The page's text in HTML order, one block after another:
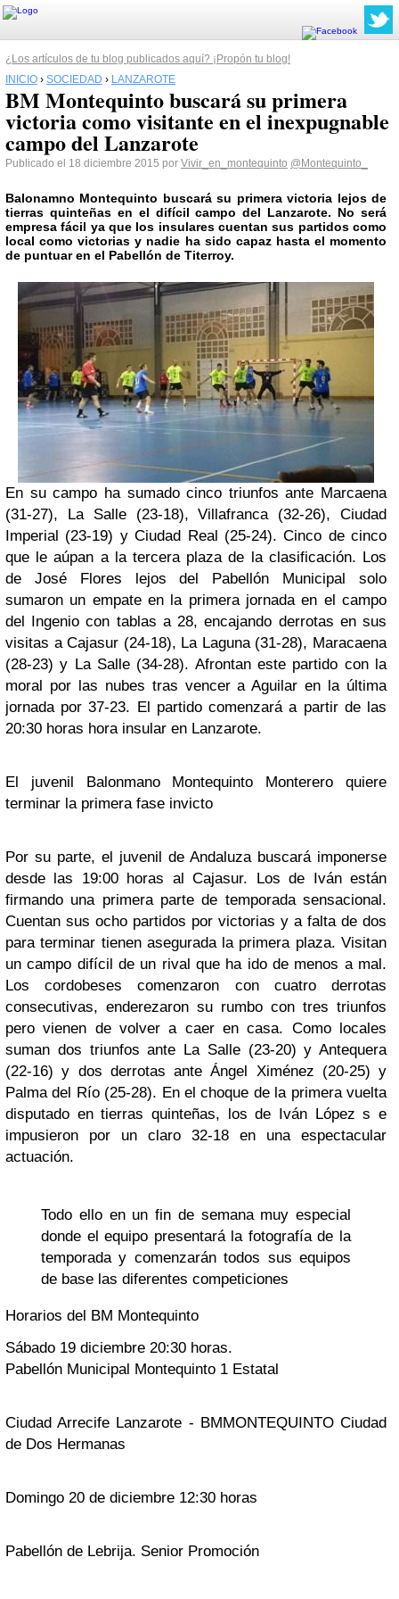
¿Los artículos de tu blog publicados aquí? ¡Propón tu blog!
INICIO › SOCIEDAD › LANZAROTE
BM Montequinto buscará su primera
victoria como visitante en el inexpugnable
campo del Lanzarote
Publicado el 18 diciembre 2015 por Vivir_en_montequinto @Montequinto_
Balonamno Montequinto buscará su primera victoria lejos de
tierras quinteñas en el difícil campo del Lanzarote. No será
empresa fácil ya que los insulares cuentan sus partidos como
local como victorias y nadie ha sido capaz hasta el momento
de puntuar en el Pabellón de Titerroy.
En su campo ha sumado cinco triunfos ante Marcaena
(31-27), La Salle (23-18), Villafranca (32-26), Ciudad
Imperial (23-19) y Ciudad Real (25-24). Cinco de cinco
que le aúpan a la tercera plaza de la clasificación. Los
de José Flores lejos del Pabellón Municipal solo
sumaron un empate en la primera jornada en el campo
del Ingenio con tablas a 28, encajando derrotas en sus
visitas a Cajasur (24-18), La Laguna (31-28), Maracaena
(28-23) y La Salle (34-28). Afrontan este partido con la
moral por las nubes tras vencer a Aguilar en la última
jornada por 37-23. El partido comenzará a partir de las
20:30 horas hora insular en Lanzarote.
El juvenil Balonmano Montequinto Monterero quiere
terminar la primera fase invicto
Por su parte, el juvenil de Andaluza buscará imponerse
desde las 19:00 horas al Cajasur. Los de Iván están
firmando una primera parte de temporada sensacional.
Cuentan sus ocho partidos por victorias y a falta de dos
para terminar tienen asegurada la primera plaza. Visitan
un campo difícil de un rival que ha ido de menos a mal.
Los cordobeses comenzaron con cuatro derrotas
consecutivas, enderezaron su rumbo con tres triunfos
pero vienen de volver a caer en casa. Como locales
suman dos triunfos ante La Salle (23-20) y Antequera
(22-16) y dos derrotas ante Ángel Ximénez (20-25) y
Palma del Río (25-28). En el choque de la primera vuelta
disputado en tierras quinteñas, los de Iván López s e
impusieron por un claro 32-18 en una espectacular
actuación.
Todo ello en un fin de semana muy especial
donde el equipo presentará la fotografía de la
temporada y comenzarán todos sus equipos
de base las diferentes competiciones
Horarios del BM Montequinto
Sábado 19 diciembre 20:30 horas.
Pabellón Municipal Montequinto 1 Estatal
Ciudad Arrecife Lanzarote - BMMONTEQUINTO Ciudad
de Dos Hermanas
Domingo 20 de diciembre 12:30 horas
Pabellón de Lebrija. Senior Promoción